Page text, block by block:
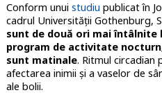
Conform unui studiu publicat în
cadrul Universității Gothenburg,
sunt de două ori mai întâlnite
program de activitate
sunt matinale. Ritmul circadian
afectarea inimii și a vaselor de
ale bolii.